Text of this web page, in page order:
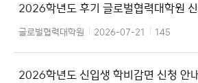
2026학년도 후기 글로벌협력대학원
글로벌협력대학원 2026-07-21 145
2026학년도 신입생 학비감면 신청